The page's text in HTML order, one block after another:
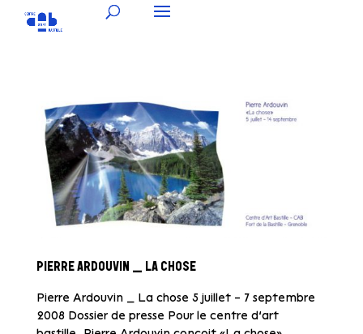
PIERRE ARDOUVIN _ LA CHOSE
Pierre Ardouvin _ La chose 5 juillet – 7 septembre
2008 Dossier de presse Pour le centre d’art